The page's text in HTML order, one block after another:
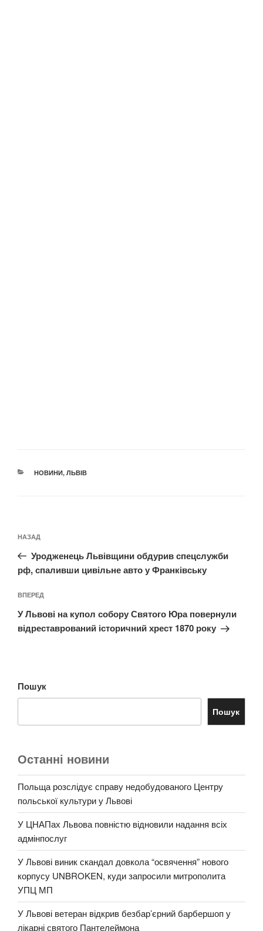
КАТЕГОРІЇ
НОВИНИ, ЛЬВІВ
записів
Попередній
запис:
НАЗАД
Уродженець Львівщини обдурив спецслужби
рф, спаливши цивільне авто у Франківську
Наступний
запис
ВПЕРЕД
У Львові на купол собору Святого Юра повернули
відреставрований історичний хрест 1870 року
Пошук
Пошук
Останні новини
Польща розслідує справу недобудованого Центру
польської культури у Львові
У ЦНАПах Львова повністю відновили надання всіх
адмінпослуг
У Львові виник скандал довкола “освячення” нового
корпусу UNBROKEN, куди запросили митрополита
УПЦ МП
У Львові ветеран відкрив безбар’єрний барбершоп у
лікарні святого Пантелеймона